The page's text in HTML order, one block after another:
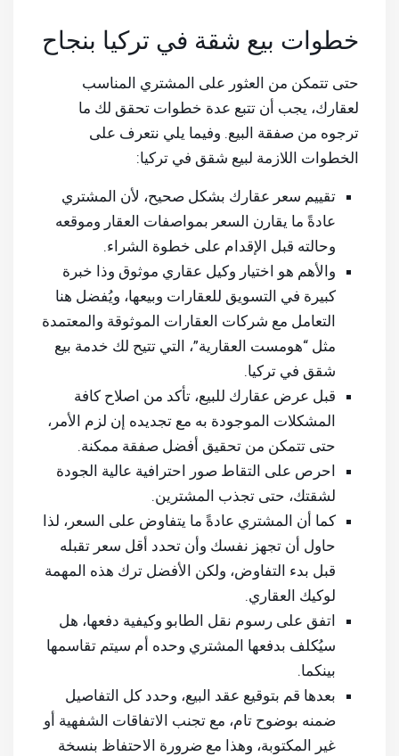
خطوات بيع شقة في تركيا بنجاح
حتى تتمكن من العثور على المشتري المناسب
لعقارك، يجب أن تتبع عدة خطوات تحقق لك ما
ترجوه من صفقة البيع. وفيما يلي نتعرف على
الخطوات اللازمة لبيع شقق في تركيا:
تقييم سعر عقارك بشكل صحيح، لأن المشتري
عادةً ما يقارن السعر بمواصفات العقار وموقعه
وحالته قبل الإقدام على خطوة الشراء.
والأهم هو اختيار وكيل عقاري موثوق وذا خبرة
كبيرة في التسويق للعقارات وبيعها، ويُفضل هنا
التعامل مع شركات العقارات الموثوقة والمعتمدة
مثل “هومست العقارية”، التي تتيح لك خدمة بيع
شقق في تركيا.
قبل عرض عقارك للبيع، تأكد من اصلاح كافة
المشكلات الموجودة به مع تجديده إن لزم الأمر،
حتى تتمكن من تحقيق أفضل صفقة ممكنة.
احرص على التقاط صور احترافية عالية الجودة
لشقتك، حتى تجذب المشترين.
كما أن المشتري عادةً ما يتفاوض على السعر، لذا
حاول أن تجهز نفسك وأن تحدد أقل سعر تقبله
قبل بدء التفاوض، ولكن الأفضل ترك هذه المهمة
لوكيك العقاري.
اتفق على رسوم نقل الطابو وكيفية دفعها، هل
سيُكلف بدفعها المشتري وحده أم سيتم تقاسمها
بينكما.
بعدها قم بتوقيع عقد البيع، وحدد كل التفاصيل
ضمنه بوضوح تام، مع تجنب الاتفاقات الشفهية أو
غير المكتوبة، وهذا مع ضرورة الاحتفاظ بنسخة